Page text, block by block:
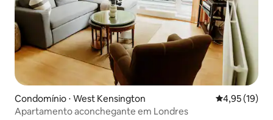
Condomínio ⋅ West Kensington 4,95 de uma
4,95 (19)
Apartamento aconchegante em Londres